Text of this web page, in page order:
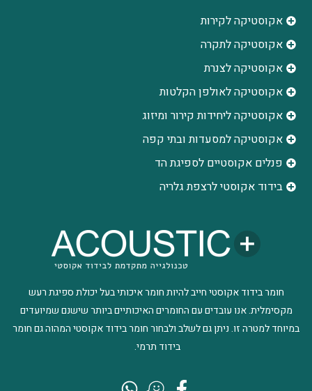
חומר בידוד אקוסטי חייב להיות חומר איכותי בעל יכולת ספיגת רעש
מקסימלית. אנו עובדים עם החומרים האיכותיים ביותר שישנם שמיועדים
במיוחד למטרה זו. ניתן גם לשלב ולבחור חומר בידוד אקוסטי המהוה גם חומר
בידוד תרמי.
אקוסטיקה לקירות
אקוסטיקה לתקרה
אקוסטיקה לצנרת
אקוסטיקה לאולפן הקלטות
‫אקוסטיקה ליחידות קירור ומיזוג
אקוסטיקה למסעדות ובתי קפה
פנלים אקוסטיים לספיגת הד
בידוד אקוסטי לרצפת גלריה